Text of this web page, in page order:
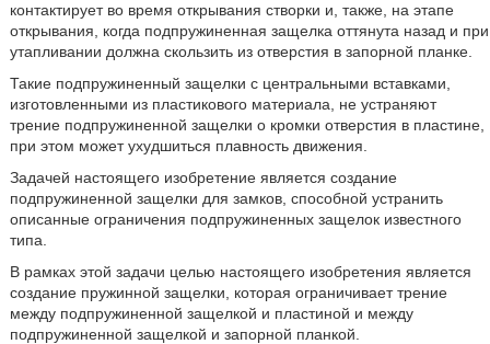
контактирует во время открывания створки и, также, на этапе
открывания, когда подпружиненная защелка оттянута назад и при
утапливании должна скользить из отверстия в запорной планке.
Такие подпружиненный защелки с центральными вставками,
изготовленными из пластикового материала, не устраняют
трение подпружиненной защелки о кромки отверстия в пластине,
при этом может ухудшиться плавность движения.
Задачей настоящего изобретение является создание
подпружиненной защелки для замков, способной устранить
описанные ограничения подпружиненных защелок известного
типа.
В рамках этой задачи целью настоящего изобретения является
создание пружинной защелки, которая ограничивает трение
между подпружиненной защелкой и пластиной и между
подпружиненной защелкой и запорной планкой.